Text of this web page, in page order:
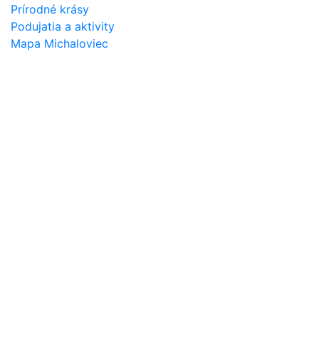
Prírodné krásy
Podujatia a aktivity
Mapa Michaloviec